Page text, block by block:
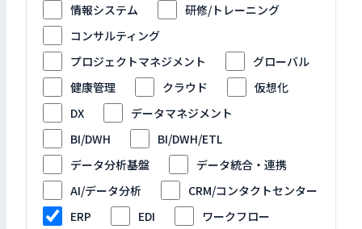
情報システム
研修/トレーニング
コンサルティング
プロジェクトマネジメント
グローバル
健康管理
クラウド
仮想化
DX
データマネジメント
BI/DWH
BI/DWH/ETL
データ分析基盤
データ統合・連携
AI/データ分析
CRM/コンタクトセンター
ERP
EDI
ワークフロー